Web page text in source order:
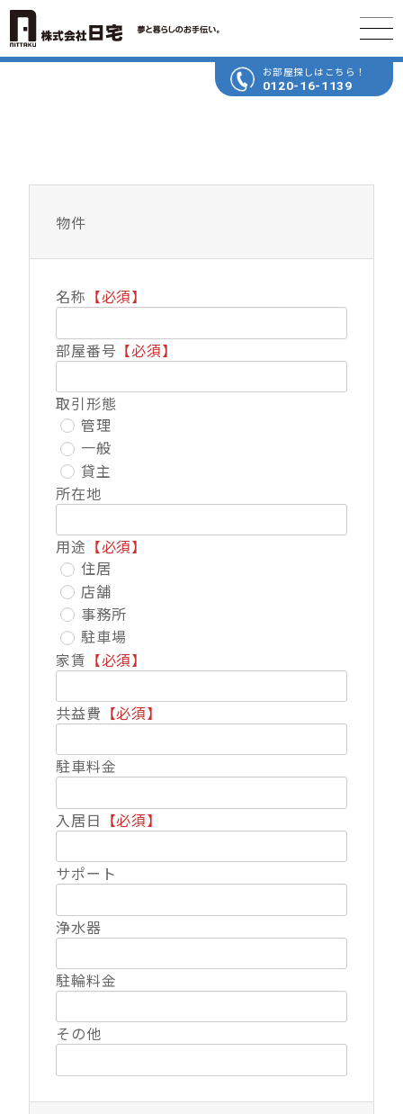
お部屋探しはこちら！
0120-16-1139
物件
名称 【必須】
部屋番号 【必須】
取引形態
管理
一般
貸主
所在地
用途 【必須】
住居
店舗
事務所
駐車場
家賃 【必須】
共益費 【必須】
駐車料金
入居日 【必須】
サポート
浄水器
駐輪料金
その他